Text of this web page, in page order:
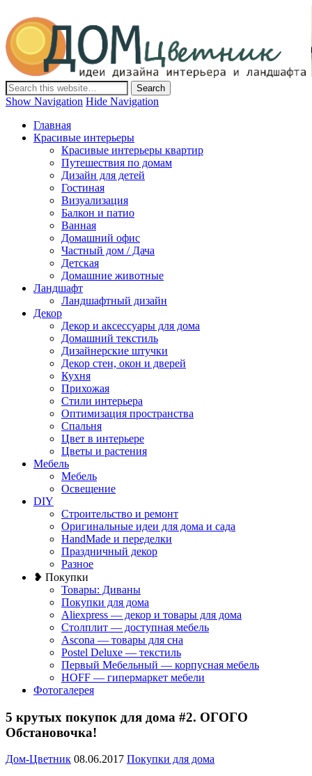
Дом-Цветник
Дизайн интерьера и ландшафта, декор и обустройство дома.
Идеи со всего мира.
Show Navigation Hide Navigation
Главная
Красивые интерьеры
Красивые интерьеры квартир
Путешествия по домам
Дизайн для детей
Гостиная
Визуализация
Балкон и патио
Ванная
Домашний офис
Частный дом / Дача
Детская
Домашние животные
Ландшафт
Ландшафтный дизайн
Декор
Декор и аксессуары для дома
Домашний текстиль
Дизайнерские штучки
Декор стен, окон и дверей
Кухня
Прихожая
Стили интерьера
Оптимизация пространства
Спальня
Цвет в интерьере
Цветы и растения
Мебель
Мебель
Освещение
DIY
Строительство и ремонт
Оригинальные идеи для дома и сада
HandMade и переделки
Праздничный декор
Разное
❥ Покупки
Товары: Диваны
Покупки для дома
Aliexpress — декор и товары для дома
Столплит — доступная мебель
Ascona — товары для сна
Postel Deluxe — текстиль
Первый Мебельный — корпусная мебель
HOFF — гипермаркет мебели
Фотогалерея
5 крутых покупок для дома #2. ОГОГО
Обстановочка!
Дом-Цветник 08.06.2017 Покупки для дома